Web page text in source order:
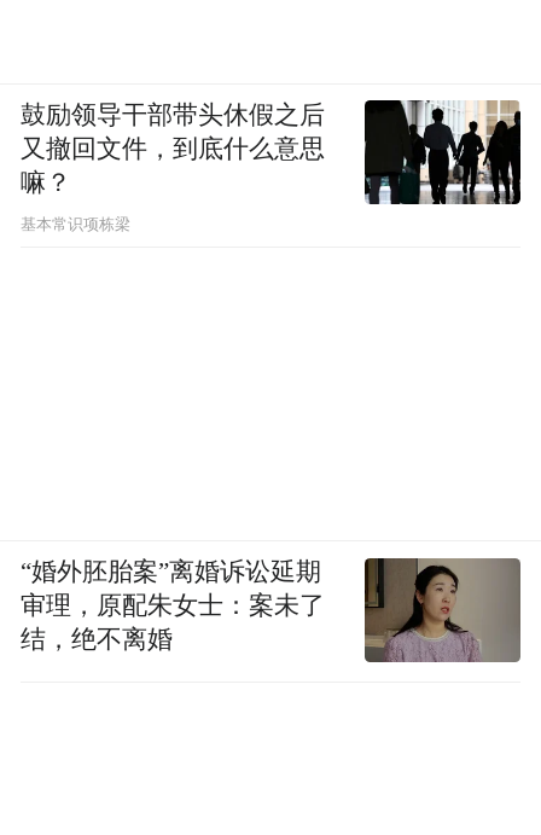
鼓励领导干部带头休假之后
又撤回文件，到底什么意思
嘛？
基本常识项栋梁
“婚外胚胎案”离婚诉讼延期
审理，原配朱女士：案未了
结，绝不离婚